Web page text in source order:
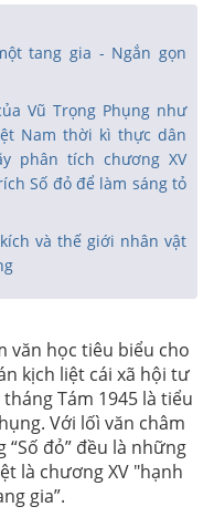
tang gia - Ngắn gọn
Vũ Trọng Phụng như
Nam thời kì thực dân
phân tích chương XV
Số đỏ để làm sáng tỏ
và thế giới nhân vật
văn học tiêu biểu cho
kịch liệt cái xã hội tư
Tám 1945 là tiểu
Với lốì văn châm
đỏ” đều là những
là chương XV "hạnh
gia”.